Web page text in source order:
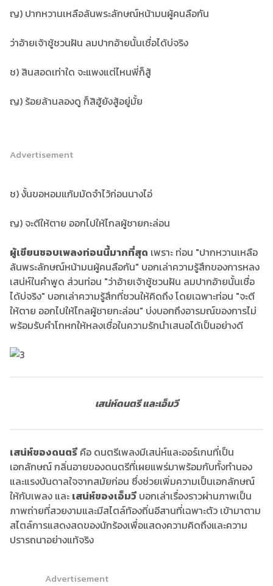
ญ) ปากหวานเหลือล้นพระลักษณ์หน้ามนผู้คนลือกัน
ว่าอ้ายเจ้าชู้ชวนฝัน ลมปากอ้ายนั้นเชื่อได้บ่จริง
ช) สินสอดเท่าใด จะแพงแต่ไหนพี่ก็สู้
ญ) ร้อยล้านลองดู ก็สิฮู้ยังสู้อยู่มั้ย
Advertisement
ช) งั้นขอหอมแก้มมัดจำไว้ก่อนนางไอ่
ญ) จะตีให้ตาย ออกไปให้ไกลผู้ชายกะล่อน
ผู้เขียนชอบเพลงท่อนนี้มากที่สุด เพราะ ท่อน "ปากหวานเหลือ
ล้นพระลักษณ์หน้ามนผู้คนลือกัน" บอกเล่าความรู้สึกของการหลง
เสน่ห์ในคำพูด ส่วนท่อน "ว่าอ้ายเจ้าชู้ชวนฝัน ลมปากอ้ายนั้นเชื่อ
ได้บ่จริง" บอกเล่าความรู้สึกที่ชวนให้คิดถึง โดยเฉพาะท่อน "จะตี
ให้ตาย ออกไปให้ไกลผู้ชายกะล่อน" บ่งบอกถึงอารมณ์ของการไม่
พร้อมรับคำโกหกให้หลงเชื่อในความรักนำเสนอได้เป็นอย่างดี
เสน่ห์ดนตรี และเอ็มวี
เสน่ห์ของดนตรี คือ ดนตรีเพลงมีเสน่ห์และออร์เกนที่เป็น
เอกลักษณ์ กลิ่นอายของดนตรีที่เผยแพร่มาพร้อมกับทั้งทำนอง
และแรงบันดาลใจจากสมัยก่อน ซึ่งช่วยเพิ่มความเป็นเอกลักษณ์
ให้กับเพลง และ เสน่ห์ของเอ็มวี บอกเล่าเรื่องราวผ่านภาพเป็น
ภาพถ่ายที่สวยงามและมีสไตล์ท้องถิ่นอีสานที่เฉพาะตัว เข้ามาตาม
สไตล์การแสดงสดของนักร้องเพื่อแสดงความคิดถึงและความ
ปรารถนาอย่างแท้จริง
Advertisement